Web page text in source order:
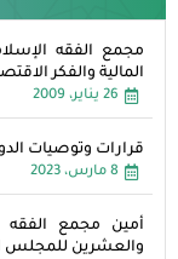
مجمع الفقه
المالية والفكر
26 يناير، 2009
قرارات وتوصيات
8 مارس، 2023
أمين مجمع الفقه
والعشرين للمجلس